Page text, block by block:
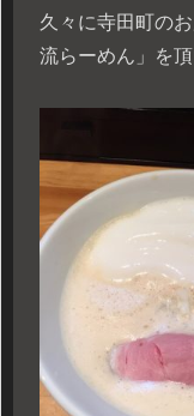
久々に寺田町の
流らーめん」を頂